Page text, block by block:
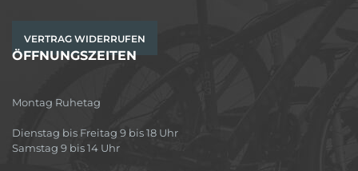
VERTRAG WIDERRUFEN
ÖFFNUNGSZEITEN
Montag Ruhetag
Dienstag bis Freitag 9 bis 18 Uhr
Samstag 9 bis 14 Uhr